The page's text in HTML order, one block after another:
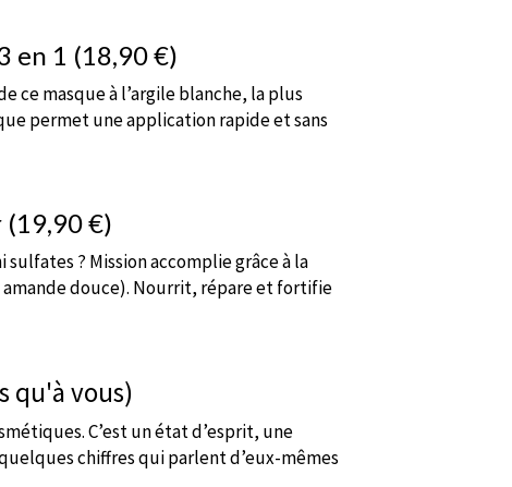
en 1 (18,90 €)
ce masque à l’argile blanche, la plus
permet une application rapide et sans
€)
? Mission accomplie grâce à la
douce). Nourrit, répare et fortifie
qu'à vous)
C’est un état d’esprit, une
chiffres qui parlent d’eux-mêmes